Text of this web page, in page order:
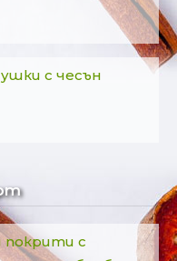
с чесън
покрити с